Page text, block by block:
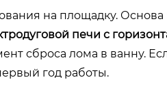
на площадку.
печи с
сброса лома в ванну.
год работы.